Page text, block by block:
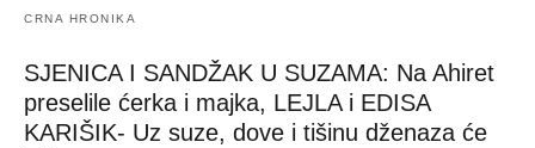
CRNA HRONIKA
SJENICA I SANDŽAK U SUZAMA: Na Ahiret
preselile ćerka i majka, LEJLA i EDISA
KARIŠIK- Uz suze, dove i tišinu dženaza će